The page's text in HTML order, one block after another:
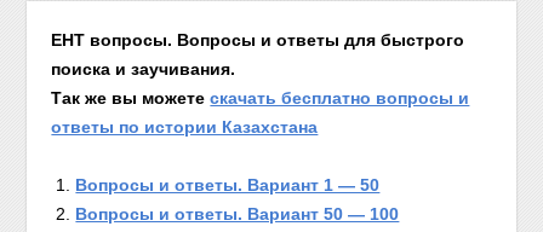
ЕНТ вопросы. Вопросы и ответы для быстрого
поиска и заучивания.
Так же вы можетескачать бесплатно вопросы и
ответы по истории Казахстана
Вопросы и ответы. Вариант 1 — 50
Вопросы и ответы. Вариант 50 — 100